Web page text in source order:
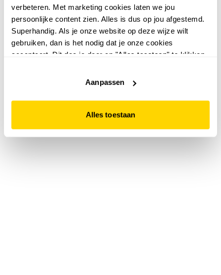
verbeteren. Met marketing cookies laten we jou
persoonlijke content zien. Alles is dus op jou afgestemd.
Superhandig. Als je onze website op deze wijze wilt
gebruiken, dan is het nodig dat je onze cookies
accepteert. Dit doe je door op "Alles toestaan" te klikken.
website niet optimaal functioneert.
Aanpassen
Alles toestaan